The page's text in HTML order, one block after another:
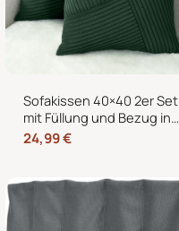
Sofakissen 40×40 2er Set
mit Füllung und Bezug in
edler Cord-Optik –
Dekokissen für Sofa,
24,99€